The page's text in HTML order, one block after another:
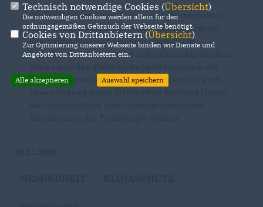
Die CDU hat nun einenAntraggestellt, möglichen
Anbindungen unserer örtlichen Fahrradwege an
das vorhandene und geplante überörtliche
Radwegenetz darzustellen und gleichzeitig mit dem
Region zu erweitern. Begonnen werden sollte mit
Technisch notwendige Cookies (Übersicht)
Die notwendigen Cookies werden allein für den
ordnungsgemäßen Gebrauch der Webseite benötigt.
Cookies von Drittanbietern (Übersicht)
Zur Optimierung unserer Webseite binden wir Dienste und
Angebote von Drittanbietern ein.
Alle akzeptieren Auswahl speichern